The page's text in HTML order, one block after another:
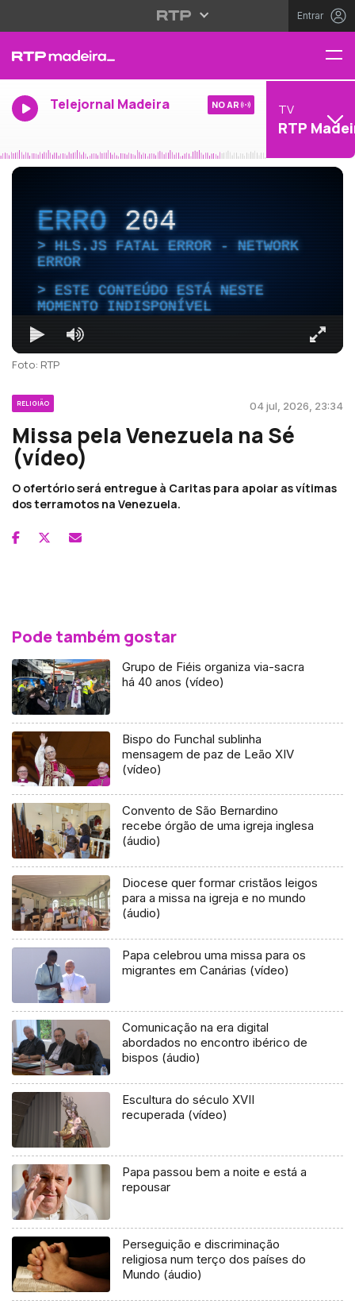
Entrar
Telejornal Madeira NO AR TV
RTP
ERRO204
HLS.JS FATAL ERROR - NETWORK
ERROR
ESTE CONTEÚDO ESTÁ NESTE
MOMENTO INDISPONÍVEL
Foto: RTP
RELIGIÃO 04 jul, 2026, 23:34
Missa pela Venezuela na Sé
(vídeo)
O ofertório será entregue à Caritas para apoiar as vítimas
dos terramotos na Venezuela.
Pode também gostar
Grupo de Fiéis organiza via-sacra
há 40 anos (vídeo)
Bispo do Funchal sublinha
mensagem de paz de Leão XIV
(vídeo)
Convento de São Bernardino
recebe órgão de uma igreja inglesa
(áudio)
Diocese quer formar cristãos leigos
para a missa na igreja e no mundo
(áudio)
Papa celebrou uma missa para os
migrantes em Canárias (vídeo)
Comunicação na era digital
abordados no encontro ibérico de
bispos (áudio)
Escultura do século XVII
recuperada (vídeo)
Papa passou bem a noite e está a
repousar
Perseguição e discriminação
religiosa num terço dos países do
Mundo (áudio)